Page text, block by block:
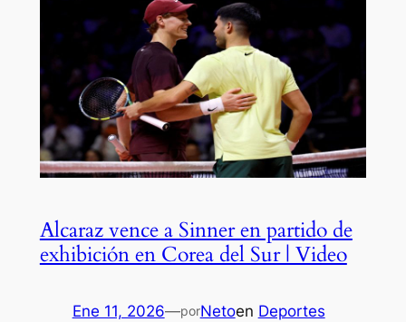
Alcaraz vence a Sinner en partido de
exhibición en Corea del Sur | Video
Ene 11, 2026—porNetoen Deportes